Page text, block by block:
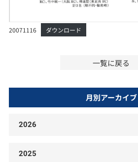
20071116 ダウンロード
一覧に戻る
月別アーカイブ
2026
2025